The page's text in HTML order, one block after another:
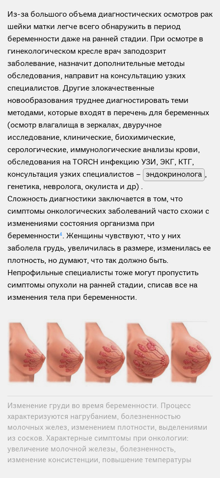
Из-за большого объема диагностических осмотров рак
шейки матки легче всего обнаружить в период
беременности даже на ранней стадии. При осмотре в
гинекологическом кресле врач заподозрит
заболевание, назначит дополнительные методы
обследования, направит на консультацию узких
специалистов. Другие злокачественные
новообразования труднее диагностировать теми
методами, которые входят в перечень для беременных
(осмотр влагалища в зеркалах, двуручное
исследование, клинические, биохимические,
серологические, иммунологические анализы крови,
обследования на TORCH инфекцию УЗИ, ЭКГ, КТГ,
консультация узких специалистов – эндокринолога ,
генетика, невролога, окулиста и др) .
Сложность диагностики заключается в том, что
симптомы онкологических заболеваний часто схожи с
изменениями состояния организма при
беременности4. Женщины чувствуют, что у них
заболела грудь, увеличилась в размере, изменилась ее
плотность, но думают, что так должно быть.
Непрофильные специалисты тоже могут пропустить
симптомы опухоли на ранней стадии, списав все на
изменения тела при беременности.
Изменение груди во время беременности. Процесс
характеризуются нагрубанием, болезненностью
молочных желез, изменением плотности, выделениями
из сосков. Характерные симптомы при онкологии:
увеличение молочной железы, болезненность,
изменение консистенции, повышение температуры